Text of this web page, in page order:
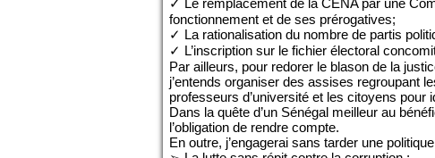
✓ Le remplacement de la CENA par une
fonctionnement et de ses prérogatives;
✓ La rationalisation du nombre de partis
✓ L’inscription sur le fichier électoral
Par ailleurs, pour redorer le blason de la
j’entends organiser des assises regroupant
professeurs d’université et les citoyens
Dans la quête d’un Sénégal meilleur au
l’obligation de rendre compte.
En outre, j’engagerai sans tarder une